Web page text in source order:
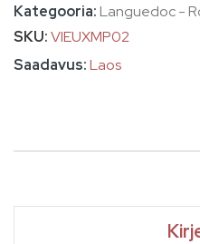
Kategooria:Languedoc -
SKU VIEUXMP02
Laos